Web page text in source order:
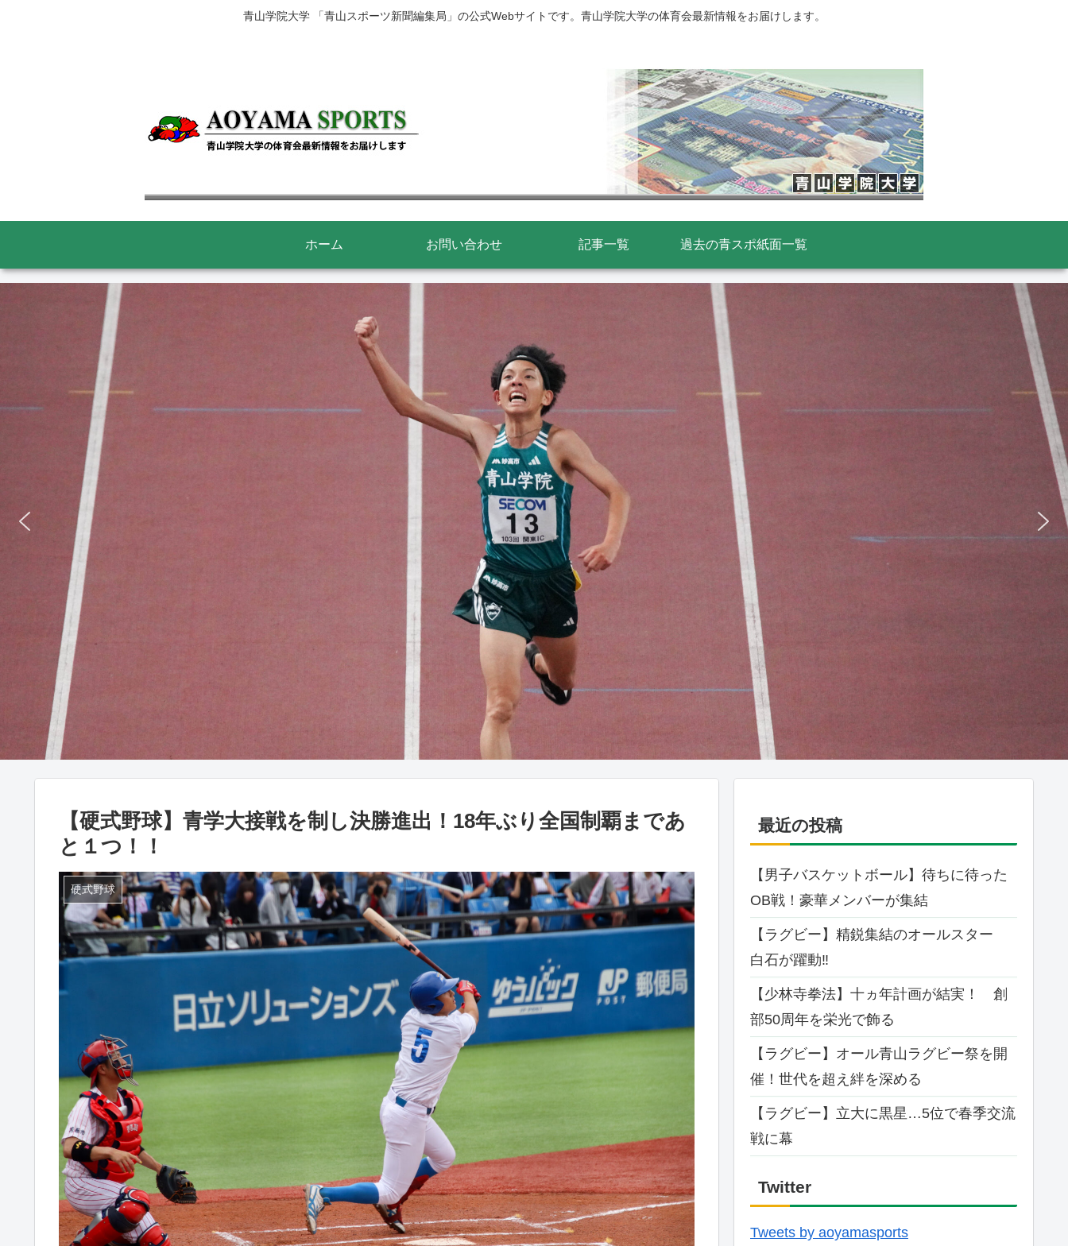
青山学院大学 「青山スポーツ新聞編集局」の公式Webサイトです。青山学院大学の体育会最新情報をお届けします。
ホーム お問い合わせ 記事一覧 過去の青スポ紙面一覧
【硬式野球】青学大接戦を制し決勝進出！18年ぶり全国制覇まであ
と１つ！！
硬式野球
最近の投稿
【男子バスケットボール】待ちに待った
OB戦！豪華メンバーが集結
【ラグビー】精鋭集結のオールスター
白石が躍動‼
【少林寺拳法】十ヵ年計画が結実！ 創
部50周年を栄光で飾る
【ラグビー】オール⻘⼭ラグビー祭を開
催！世代を超え絆を深める
【ラグビー】立大に黒星…5位で春季交流
戦に幕
Twitter
Tweets by aoyamasports